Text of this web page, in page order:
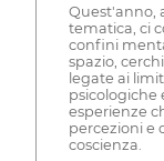
Quest'anno,
tematica, ci
confini
spazio,
legate ai
psicologiche
esperienze
percezioni e
coscienza.